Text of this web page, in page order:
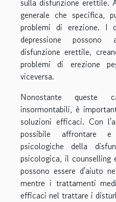
sulla disfunzione erettile.
generale che specifica,
problemi di erezione. I
depressione possono
disfunzione erettile,
problemi di erezione
viceversa.
Nonostante queste
insormontabili, è
soluzioni efficaci. Con
possibile affrontare
psicologiche della
psicologica, il counselling
possono essere d'aiuto
mentre i trattamenti
efficaci nel trattare i